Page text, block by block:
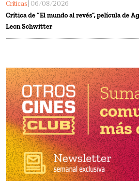
Críticas | 06/08/2026
Crítica de “El mundo al revés”, película de
Leon Schwitter